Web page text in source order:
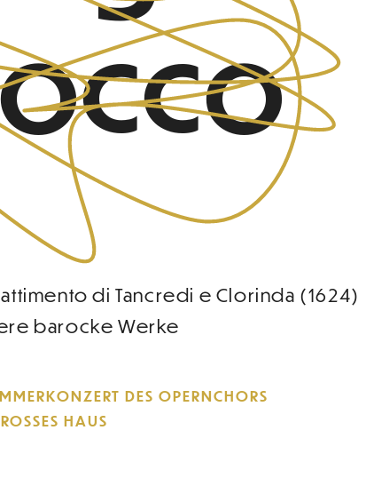
di Tancredi e Clorinda (1624)
barocke Werke
DES OPERNCHORS
HAUS